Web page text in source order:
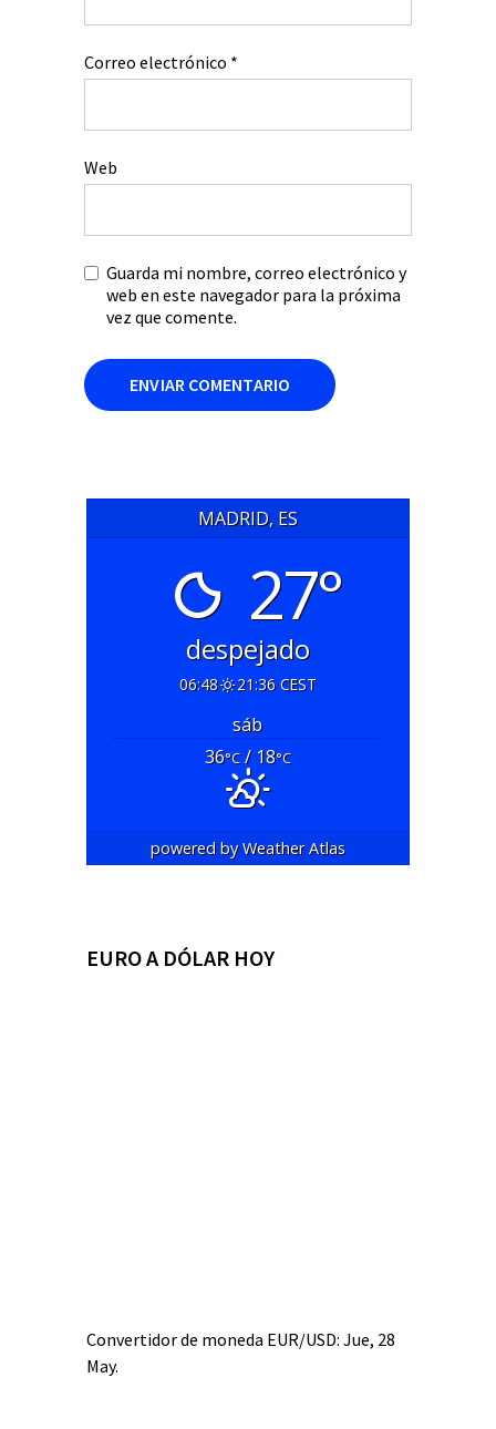
Correo electrónico *
Web
Guarda mi nombre, correo electrónico y
web en este navegador para la próxima
vez que comente.
MADRID, ES
27°
despejado
06:48 21:36 CEST
sáb
36°C/ 18°C
powered byWeather Atlas
EURO A DÓLAR HOY
Convertidor de moneda EUR/USD: Jue, 28
May.